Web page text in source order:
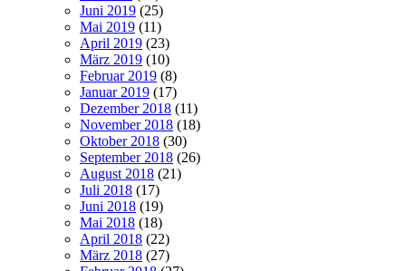
Juni 2019 (25)
Mai 2019 (11)
April 2019 (23)
März 2019 (10)
Februar 2019 (8)
Januar 2019 (17)
Dezember 2018 (11)
November 2018 (18)
Oktober 2018 (30)
September 2018 (26)
August 2018 (21)
Juli 2018 (17)
Juni 2018 (19)
Mai 2018 (18)
April 2018 (22)
März 2018 (27)